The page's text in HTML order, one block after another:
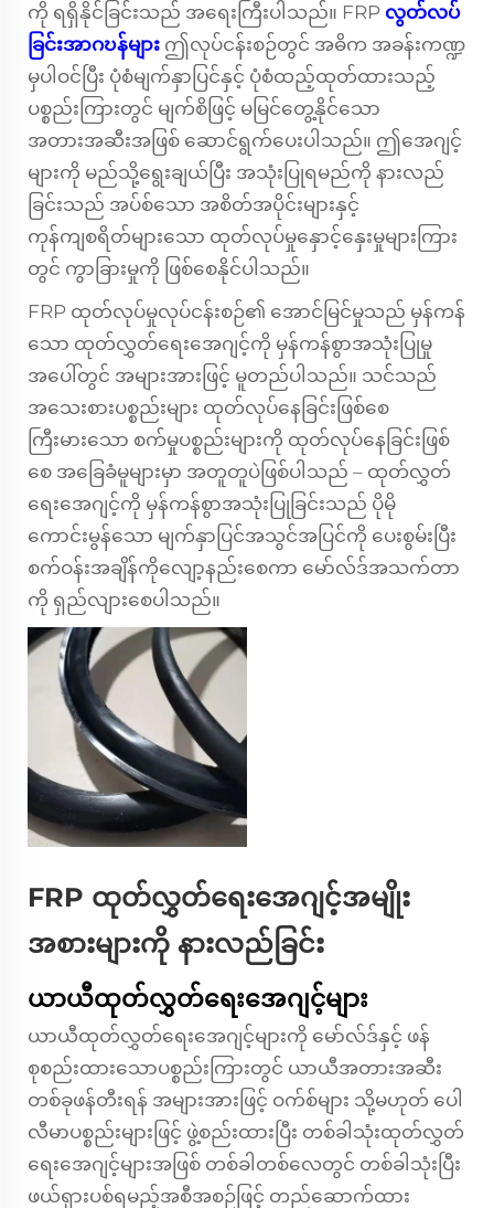
ကို ရရှိနိုင်ခြင်းသည် အရေးကြီးပါသည်။ FRP လွတ်လပ်
ခြင်းအာဂဎန်များ ဤလုပ်ငန်းစဉ်တွင် အဓိက အခန်းကဏ္ဍ
မှပါဝင်ပြီး ပုံစံမျက်နှာပြင်နှင့် ပုံစံထည့်ထုတ်ထားသည့်
ပစ္စည်းကြားတွင် မျက်စိဖြင့် မမြင်တွေ့နိုင်သော
အတားအဆီးအဖြစ် ဆောင်ရွက်ပေးပါသည်။ ဤအေဂျင့်
များကို မည်သို့ရွေးချယ်ပြီး အသုံးပြုရမည်ကို နားလည်
ခြင်းသည် အပ်စ်သော အစိတ်အပိုင်းများနှင့်
ကုန်ကျစရိတ်များသော ထုတ်လုပ်မှုနှောင့်နှေးမှုများကြား
တွင် ကွာခြားမှုကို ဖြစ်စေနိုင်ပါသည်။
FRP ထုတ်လုပ်မှုလုပ်ငန်းစဉ်၏ အောင်မြင်မှုသည် မှန်ကန်
သော ထုတ်လွှတ်ရေးအေဂျင့်ကို မှန်ကန်စွာအသုံးပြုမှု
အပေါ်တွင် အများအားဖြင့် မူတည်ပါသည်။ သင်သည်
အသေးစားပစ္စည်းများ ထုတ်လုပ်နေခြင်းဖြစ်စေ
ကြီးမားသော စက်မှုပစ္စည်းများကို ထုတ်လုပ်နေခြင်းဖြစ်
စေ အခြေခံမူများမှာ အတူတူပဲဖြစ်ပါသည် – ထုတ်လွှတ်
ရေးအေဂျင့်ကို မှန်ကန်စွာအသုံးပြုခြင်းသည် ပိုမို
ကောင်းမွန်သော မျက်နှာပြင်အသွင်အပြင်ကို ပေးစွမ်းပြီး
စက်ဝန်းအချိန်ကိုလျော့နည်းစေကာ မော်လ်ဒ်အသက်တာ
ကို ရှည်လျားစေပါသည်။
FRP ထုတ်လွှတ်ရေးအေဂျင့်အမျိုး
အစားများကို နားလည်ခြင်း
ယာယီထုတ်လွှတ်ရေးအေဂျင့်များ
ယာယီထုတ်လွှတ်ရေးအေဂျင့်များကို မော်လ်ဒ်နှင့် ဖန်
စုစည်းထားသောပစ္စည်းကြားတွင် ယာယီအတားအဆီး
တစ်ခုဖန်တီးရန် အများအားဖြင့် ဝက်စ်များ သို့မဟုတ် ပေါ
လီမာပစ္စည်းများဖြင့် ဖွဲ့စည်းထားပြီး တစ်ခါသုံးထုတ်လွှတ်
ရေးအေဂျင့်များအဖြစ် တစ်ခါတစ်လေတွင် တစ်ခါသုံးပြီး
ဖယ်ရှားပစ်ရမည့်အစီအစဉ်ဖြင့် တည်ဆောက်ထား